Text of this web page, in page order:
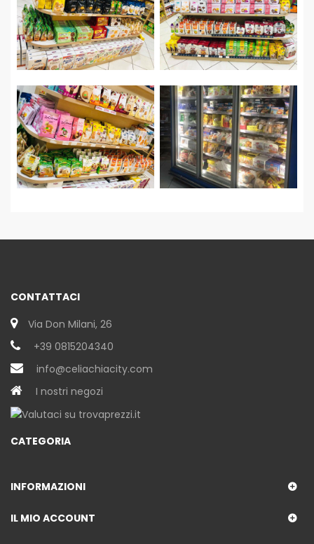
CONTATTACI
Via Don Milani, 26
+39 0815204340
info@celiachiacity.com
I nostri negozi
CATEGORIA
INFORMAZIONI
IL MIO ACCOUNT